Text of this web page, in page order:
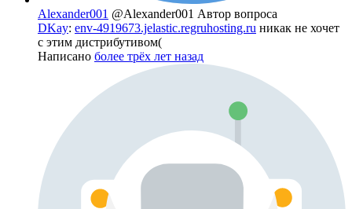
Alexander001 @Alexander001 Автор вопроса
DKay: env-4919673.jelastic.regruhosting.ru никак не хочет
с этим дистрибутивом(
Написано более трёх лет назад